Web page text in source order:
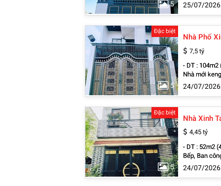
5
Chợ Đầu Mối
CoopMart , Gần KCX Linh Trung 2, KCN Đồng An, KCN Bình Chiểu, KCN Sóng Thần, Gần Trường
25/07/2026
5
Đặc biệt
7,5 tỷ
- DT : 104m2
Nhà mới
Mối Nông
Gần KCX
24/07/2026
5
Đặc biệt
Nhà Xinh
4,45 tỷ
- DT : 52m2
Bếp, Ban
Gần Chợ
Food, CoopMart , Gần KCX Linh Trung 2, KCN Đồng An, KCN Bình Chiểu,
24/07/2026